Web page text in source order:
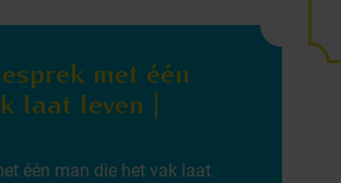
met één
laat leven |
één man die het vak laat